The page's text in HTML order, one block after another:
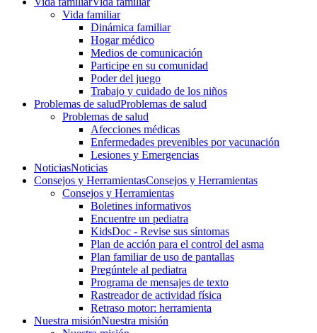
Vida familiar
Dinámica familiar
Hogar médico
Medios de comunicación
Participe en su comunidad
Poder del juego
Trabajo y cuidado de los niños
Problemas de saludProblemas de salud
Problemas de salud
Afecciones médicas
Enfermedades prevenibles por vacunación
Lesiones y Emergencias
NoticiasNoticias
Consejos y HerramientasConsejos y Herramientas
Consejos y Herramientas
Boletines informativos
Encuentre un pediatra
KidsDoc - Revise sus síntomas
Plan de acción para el control del asma
Plan familiar de uso de pantallas
Pregúntele al pediatra
Programa de mensajes de texto
Rastre​​ador de activida​d física
Retraso motor: herramienta
Nuestra misiónNuestra misión